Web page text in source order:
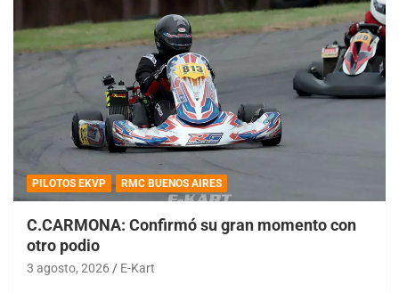
PILOTOS EKVP RMC BUENOS AIRES
C.CARMONA: Confirmó su gran momento con
otro podio
3 agosto, 2026 E-Kart